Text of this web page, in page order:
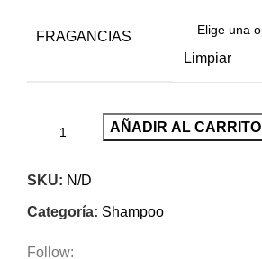
FRAGANCIAS
Limpiar
AÑADIR AL CARRITO
SKU: N/D
Categoría: Shampoo
Follow: